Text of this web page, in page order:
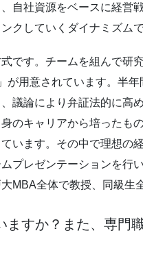
自社資源をベースに経
クしていくダイナミズム
です。チームを組んで
用意されています。半
議論により弁証法的に
のキャリアから培った
います。その中で理想
プレゼンテーションを
MBA全体で教授、同級生
すか？また、専門